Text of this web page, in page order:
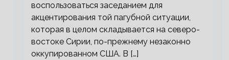
воспользоваться заседанием для
акцентирования той пагубной ситуации,
которая в целом складывается на северо-
востоке Сирии, по-прежнему незаконно
оккупированном США. В […]